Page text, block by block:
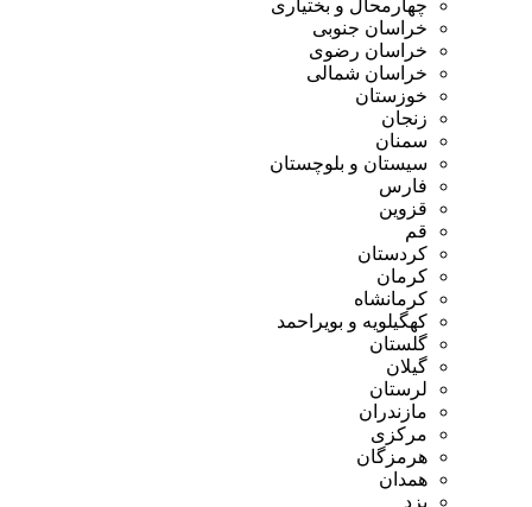
چهارمحال و بختیاری
خراسان جنوبی
خراسان رضوی
خراسان شمالی
خوزستان
زنجان
سمنان
سیستان و بلوچستان
فارس
قزوین
قم
کردستان
کرمان
کرمانشاه
کهگیلویه و بویراحمد
گلستان
گیلان
لرستان
مازندران
مرکزی
هرمزگان
همدان
یزد